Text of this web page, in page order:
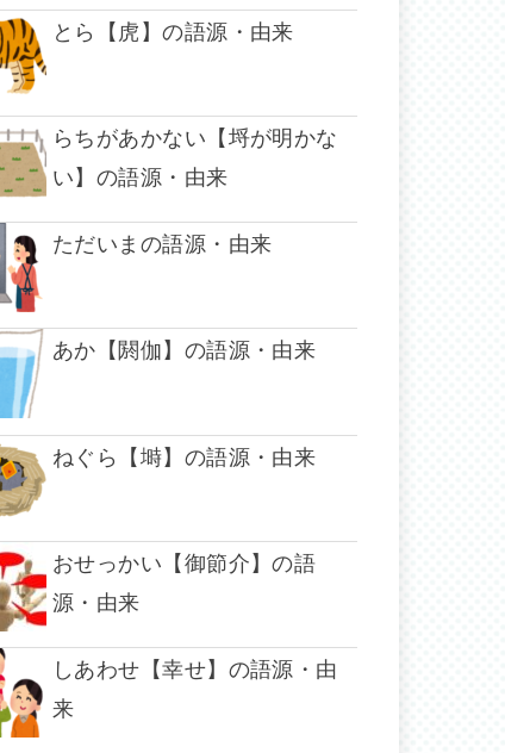
とら【虎】の語源・由来
らちがあかない【埒が明かな
い】の語源・由来
ただいまの語源・由来
あか【閼伽】の語源・由来
ねぐら【塒】の語源・由来
おせっかい【御節介】の語
源・由来
しあわせ【幸せ】の語源・由
来